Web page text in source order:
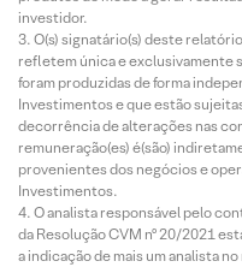
investidor.
O(s) signatário(s) deste
refletem única e exclusivamente
foram produzidas de forma
Investimentos e que estão
decorrência de alterações nas
remuneração(es) é(são)
provenientes dos negócios e
Investimentos.
O analista responsável pelo
da Resolução CVM nº 20/2021
a indicação de mais um analista